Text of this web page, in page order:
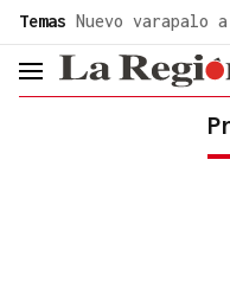
Temas Nuevo varapalo a
header.menu.open